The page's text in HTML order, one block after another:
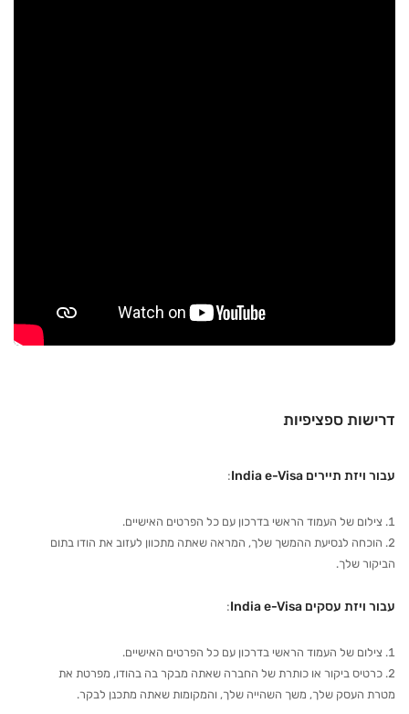
דרישות ספציפיות
עבור ויזת תיירים India e-Visa :
צילום של העמוד הראשי בדרכון עם כל הפרטים האישיים.
הוכחה לנסיעת ההמשך שלך, המראה שאתה מתכוון לעזוב את הודו בתום
הביקור שלך.
עבור ויזת עסקים India e-Visa :
צילום של העמוד הראשי בדרכון עם כל הפרטים האישיים.
כרטיס ביקור או כותרת של החברה שאתה מבקר בה בהודו, מפרטת את
מטרת העסק שלך, משך השהייה שלך, והמקומות שאתה מתכנן לבקר.